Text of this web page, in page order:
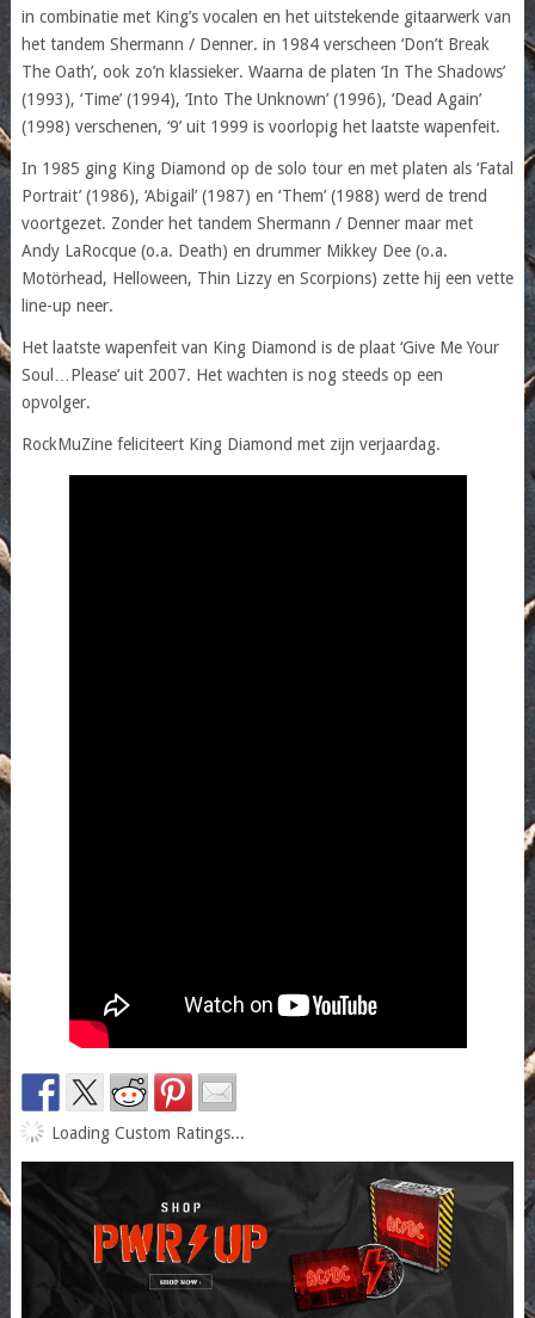
in combinatie met King’s vocalen en het uitstekende gitaarwerk van
het tandem Shermann / Denner. in 1984 verscheen ‘Don’t Break
The Oath’, ook zo’n klassieker. Waarna de platen ‘In The Shadows’
(1993), ‘Time’ (1994), ‘Into The Unknown’ (1996), ‘Dead Again’
(1998) verschenen, ‘9’ uit 1999 is voorlopig het laatste wapenfeit.
In 1985 ging King Diamond op de solo tour en met platen als ‘Fatal
Portrait’ (1986), ‘Abigail’ (1987) en ‘Them’ (1988) werd de trend
voortgezet. Zonder het tandem Shermann / Denner maar met
Andy LaRocque (o.a. Death) en drummer Mikkey Dee (o.a.
Motörhead, Helloween, Thin Lizzy en Scorpions) zette hij een vette
line-up neer.
Het laatste wapenfeit van King Diamond is de plaat ‘Give Me Your
Soul…Please’ uit 2007. Het wachten is nog steeds op een
opvolger.
RockMuZine feliciteert King Diamond met zijn verjaardag.
Loading Custom Ratings...